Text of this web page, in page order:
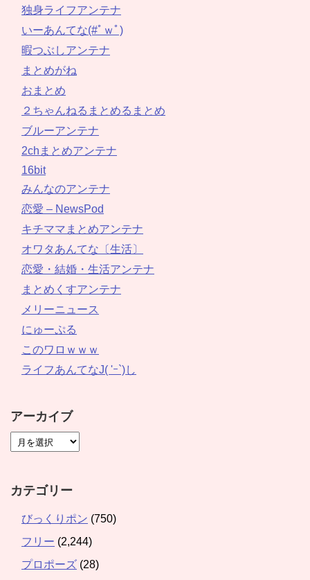
独身ライフアンテナ
いーあんてな(#ﾟｗﾟ)
暇つぶしアンテナ
まとめがね
おまとめ
２ちゃんねるまとめるまとめ
ブルーアンテナ
2chまとめアンテナ
16bit
みんなのアンテナ
恋愛 – NewsPod
キチママまとめアンテナ
オワタあんてな〔生活〕
恋愛・結婚・生活アンテナ
まとめくすアンテナ
メリーニュース
にゅーぷる
このワロｗｗｗ
ライフあんてなJ( 'ｰ`)し
アーカイブ
カテゴリー
びっくりポン (750)
フリー (2,244)
プロポーズ (28)